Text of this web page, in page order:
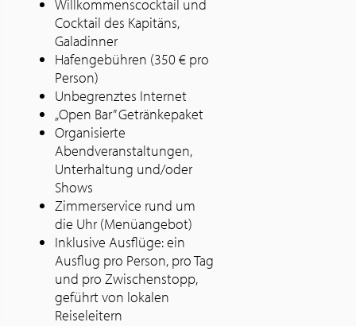
Willkommenscocktail und
Cocktail des Kapitäns,
Galadinner
Hafengebühren (350 € pro
Person)
Unbegrenztes Internet
„Open Bar” Getränkepaket
Organisierte
Abendveranstaltungen,
Unterhaltung und/oder
Shows
Zimmerservice rund um
die Uhr (Menüangebot)
Inklusive Ausflüge: ein
Ausflug pro Person, pro Tag
und pro Zwischenstopp,
geführt von lokalen
Reiseleitern